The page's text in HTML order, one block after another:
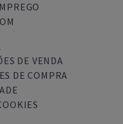
DE VENDA
DE COMPRA